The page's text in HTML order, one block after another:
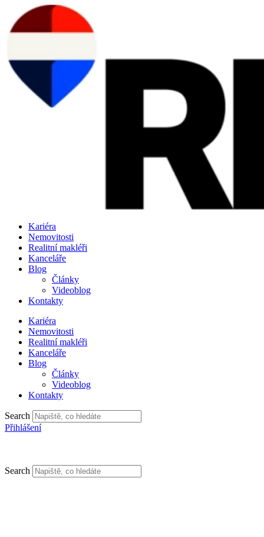
obsahu
Kariéra
Nemovitosti
Realitní makléři
Kanceláře
Blog
Články
Videoblog
Kontakty
Kariéra
Nemovitosti
Realitní makléři
Kanceláře
Blog
Články
Videoblog
Kontakty
Search
Přihlášení
Search